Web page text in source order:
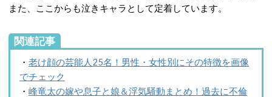
また、ここからも泣きキャラとして定着しています。
関連記事
・ 老け顔の芸能人25名！男性・女性別にその特徴を画像
でチェック
・ 峰竜太の嫁や息子と娘＆浮気騒動まとめ！過去に不倫